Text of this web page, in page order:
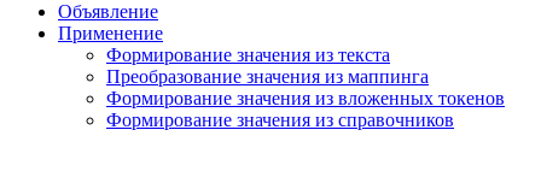
Объявление
Применение
Формирование значения из текста
Преобразование значения из маппинга
Формирование значения из вложенных токенов
Формирование значения из справочников